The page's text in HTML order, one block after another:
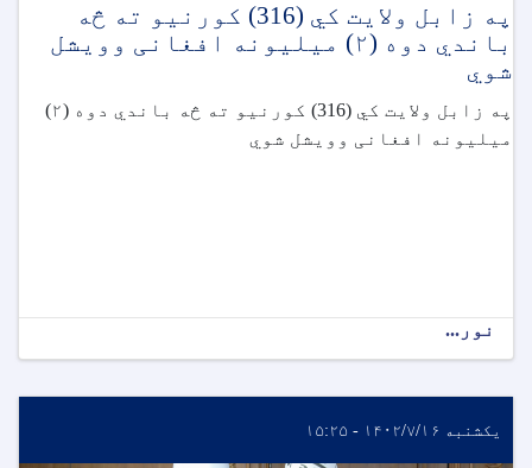
په زابل ولايت کي (316) کورنیو ته څه
باندي دوه (٢) ميليونه افغانی وويشل
شوي
په زابل ولايت کي (316) کورنیو ته څه باندي دوه (٢)
ميليونه افغانی وويشل شوي
نور...
یکشنبه ۱۴۰۲/۷/۱۶ - ۱۵:۲۵